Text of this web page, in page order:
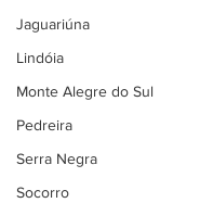
Jaguariúna
Lindóia
Monte Alegre do Sul
Pedreira
Serra Negra
Socorro